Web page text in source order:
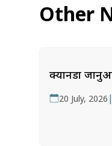
Other
क्यानडा
20 July, 2026 |